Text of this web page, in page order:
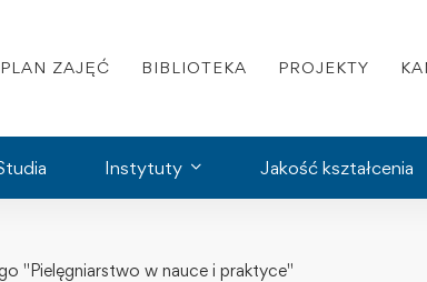
PLAN ZAJĘĆ BIBLIOTEKA PROJEKTY
Instytuty Jakość kształcenia
"Pielęgniarstwo w nauce i praktyce"